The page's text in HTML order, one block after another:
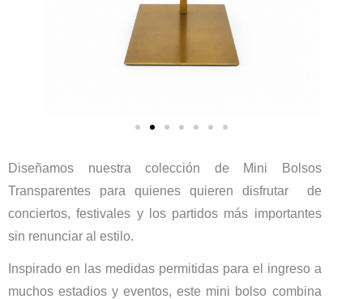
Diseñamos nuestra colección de Mini Bolsos
Transparentes para quienes quieren disfrutar de
conciertos, festivales y los partidos más importantes
sin renunciar al estilo.
Inspirado en las medidas permitidas para el ingreso a
muchos estadios y eventos, este mini bolso combina